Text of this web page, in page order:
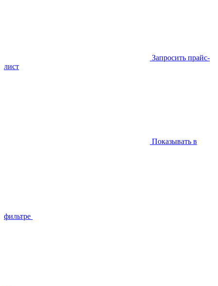
Запросить прайс-
лист
Показывать в
фильтре